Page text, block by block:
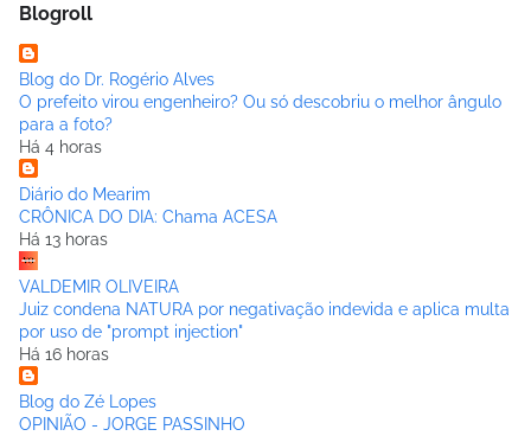
Blogroll
Blog do Dr. Rogério Alves
O prefeito virou engenheiro? Ou só descobriu o melhor ângulo
para a foto?
Há 4 horas
Diário do Mearim
CRÔNICA DO DIA: Chama ACESA
Há 13 horas
VALDEMIR OLIVEIRA
Juiz condena NATURA por negativação indevida e aplica multa
por uso de "prompt injection"
Há 16 horas
Blog do Zé Lopes
OPINIÃO - JORGE PASSINHO